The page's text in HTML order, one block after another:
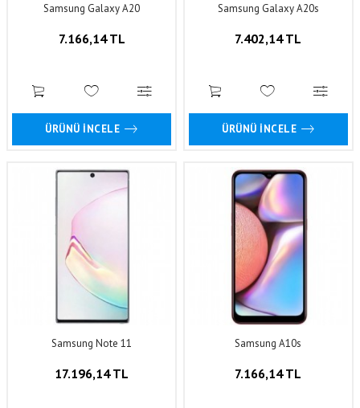
Samsung Galaxy A20
7.166,14 TL
ÜRÜNÜ İNCELE
Samsung Galaxy A20s
7.402,14 TL
ÜRÜNÜ İNCELE
Samsung Note 11
17.196,14 TL
Samsung A10s
7.166,14 TL